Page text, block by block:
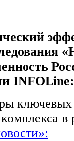
«
INFOLine: